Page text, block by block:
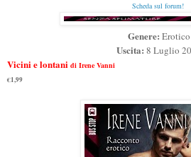
Scheda sul forum!
Genere: Erotico
Uscita: 8 Luglio
Vicini e lontani di Irene Vanni
€1,99